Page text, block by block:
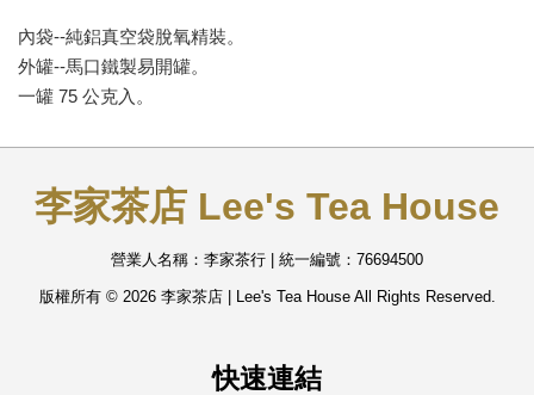
內袋--純鋁真空袋脫氧精裝。
外罐--馬口鐵製易開罐。
一罐 75 公克入。
李家茶店 Lee's Tea House
營業人名稱：李家茶行 | 統一編號：76694500
版權所有 © 2026 李家茶店 | Lee's Tea House All Rights Reserved.
快速連結